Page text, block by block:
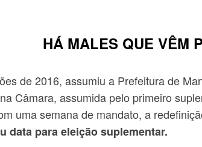
HÁ MALES QUE VÊM
de 2016, assumiu a Prefeitura de
Câmara, assumida pelo primeiro
uma semana de mandato, a
data para eleição suplementar.